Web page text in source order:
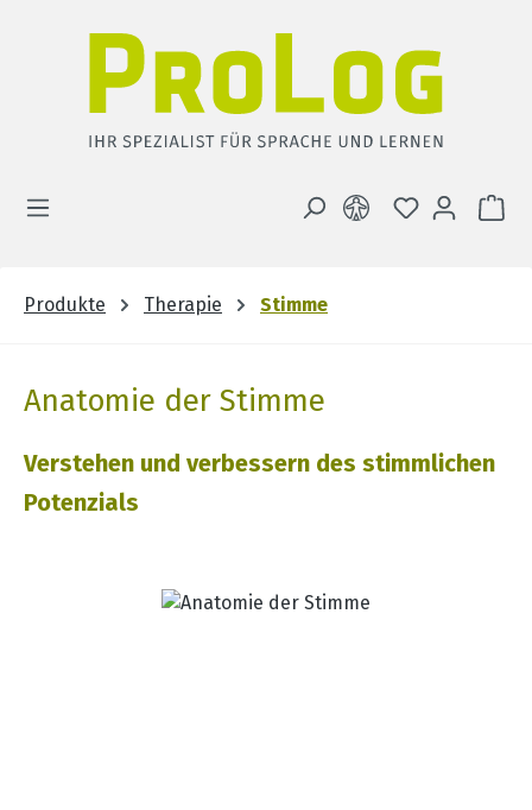
DU HAST 0
Produkte Therapie Stimme
Anatomie der Stimme
Verstehen und verbessern des stimmlichen
Potenzials
Bildergalerie überspringen